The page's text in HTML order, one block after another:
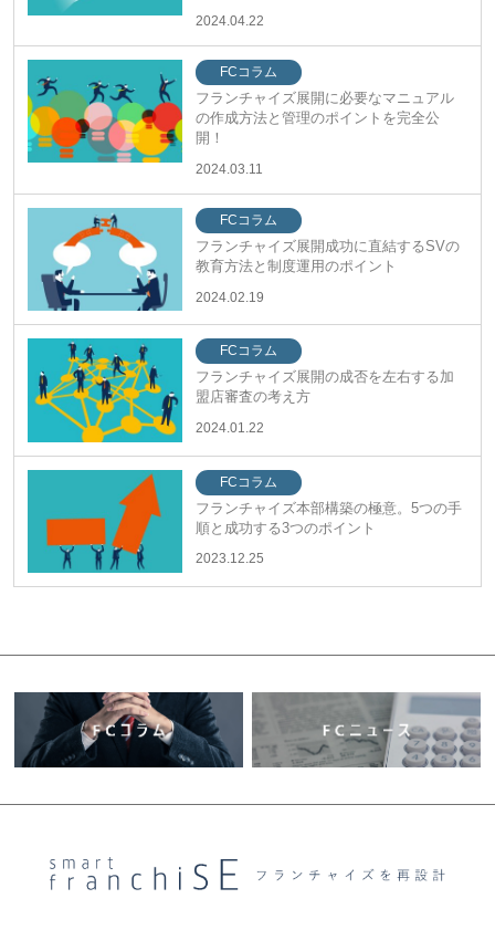
2024.04.22
FCコラム
フランチャイズ展開に必要なマニュアル
の作成方法と管理のポイントを完全公
開！
2024.03.11
FCコラム
フランチャイズ展開成功に直結するSVの
教育方法と制度運用のポイント
2024.02.19
FCコラム
フランチャイズ展開の成否を左右する加
盟店審査の考え方
2024.01.22
FCコラム
フランチャイズ本部構築の極意。5つの手
順と成功する3つのポイント
2023.12.25